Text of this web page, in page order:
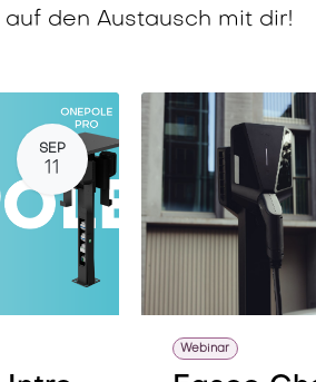
den Austausch mit dir!
SEP
11
Webinar